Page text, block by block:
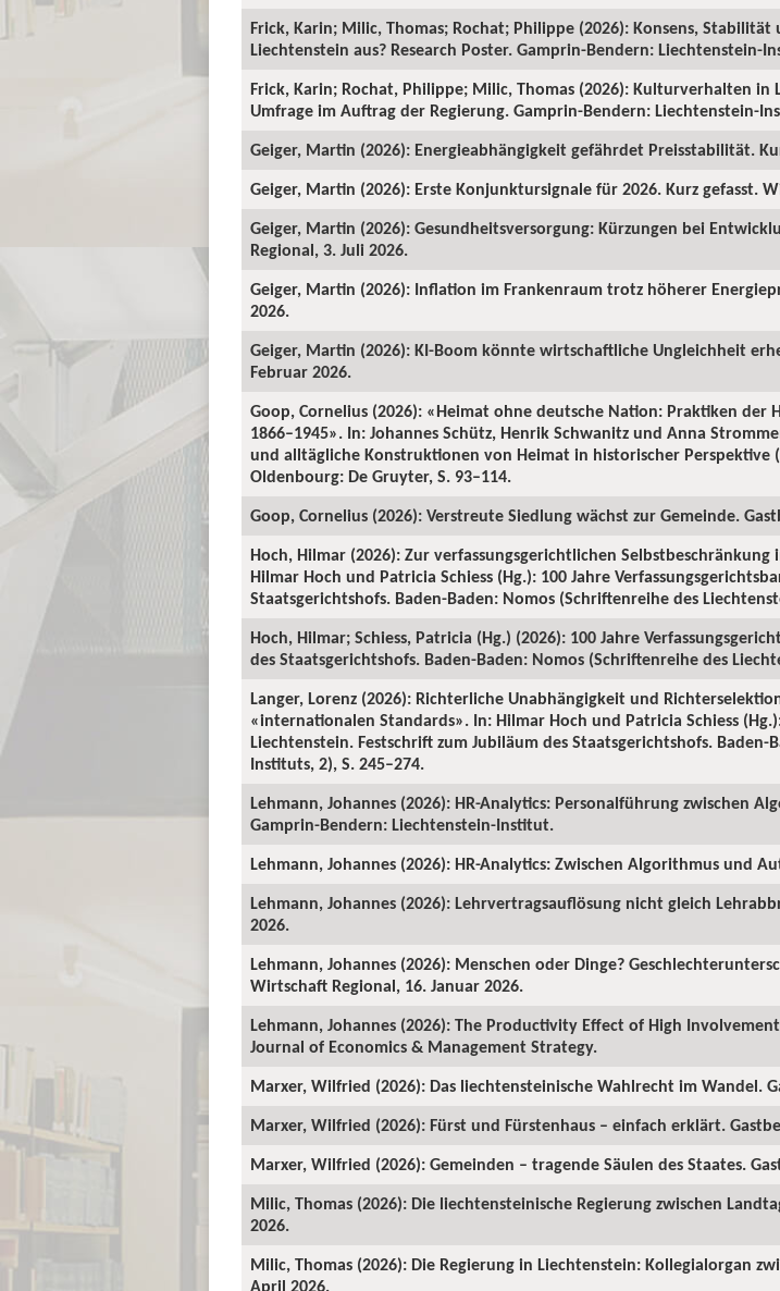
Frick, Karin; Milic, Thomas; Rochat; Philippe (2026): Konsens,
Liechtenstein aus? Research Poster. Gamprin-Bendern: Liechtenstein-
Frick, Karin; Rochat, Philippe; Milic, Thomas (2026): Kulturverhalten in
Umfrage im Auftrag der Regierung. Gamprin-Bendern: Liechtenstein-
Geiger, Martin (2026): Energieabhängigkeit gefährdet Preisstabilität.
Geiger, Martin (2026): Erste Konjunktursignale für 2026. Kurz gefasst.
Geiger, Martin (2026): Gesundheitsversorgung: Kürzungen bei
Regional, 3. Juli 2026.
Geiger, Martin (2026): Inflation im Frankenraum trotz höherer
2026.
Geiger, Martin (2026): KI-Boom könnte wirtschaftliche Ungleichheit
Februar 2026.
Goop, Cornelius (2026): «Heimat ohne deutsche Nation: Praktiken
1866–1945». In: Johannes Schütz, Henrik Schwanitz und Anna
und alltägliche Konstruktionen von Heimat in historischer Perspektive
Oldenbourg: De Gruyter, S. 93–114.
Goop, Cornelius (2026): Verstreute Siedlung wächst zur Gemeinde.
Hoch, Hilmar (2026): Zur verfassungsgerichtlichen
Hilmar Hoch und Patricia Schiess (Hg.): 100 Jahre
Staatsgerichtshofs. Baden-Baden: Nomos (Schriftenreihe des
Hoch, Hilmar; Schiess, Patricia (Hg.) (2026): 100 Jahre
des Staatsgerichtshofs. Baden-Baden: Nomos (Schriftenreihe des
Langer, Lorenz (2026): Richterliche Unabhängigkeit und
«internationalen Standards». In: Hilmar Hoch und Patricia Schiess
Liechtenstein. Festschrift zum Jubiläum des Staatsgerichtshofs.
Instituts, 2), S. 245–274.
Lehmann, Johannes (2026): HR-Analytics: Personalführung zwischen
Gamprin-Bendern: Liechtenstein-Institut.
Lehmann, Johannes (2026): HR-Analytics: Zwischen Algorithmus und
Lehmann, Johannes (2026): Lehrvertragsauflösung nicht gleich
2026.
Lehmann, Johannes (2026): Menschen oder Dinge?
Wirtschaft Regional, 16. Januar 2026.
Lehmann, Johannes (2026): The Productivity Effect of High
Journal of Economics & Management Strategy.
Marxer, Wilfried (2026): Das liechtensteinische Wahlrecht im Wandel.
Marxer, Wilfried (2026): Fürst und Fürstenhaus – einfach erklärt.
Marxer, Wilfried (2026): Gemeinden – tragende Säulen des Staates.
Milic, Thomas (2026): Die liechtensteinische Regierung zwischen
2026.
Milic, Thomas (2026): Die Regierung in Liechtenstein: Kollegialorgan
April 2026.